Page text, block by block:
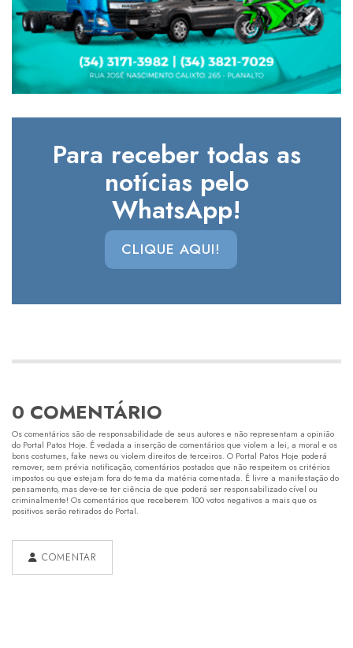
Para receber todas as
notícias pelo
WhatsApp!
CLIQUE AQUI!
0 COMENTÁRIO
Os comentários são de responsabilidade de seus autores e não representam a opinião
do Portal Patos Hoje. É vedada a inserção de comentários que violem a lei, a moral e os
bons costumes, fake news ou violem direitos de terceiros. O Portal Patos Hoje poderá
remover, sem prévia notificação, comentários postados que não respeitem os critérios
impostos ou que estejam fora do tema da matéria comentada. É livre a manifestação do
pensamento, mas deve-se ter ciência de que poderá ser responsabilizado cível ou
criminalmente! Os comentários que receberem 100 votos negativos a mais que os
positivos serão retirados do Portal.
COMENTAR